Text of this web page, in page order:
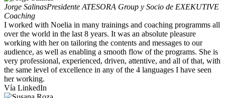
Jorge SalinasPresidente ATESORA Group y Socio de EXEKUTIVE
Coaching
I worked with Noelia in many trainings and coaching programms all
over the world in the last 8 years. It was an absolute pleasure
working with her on tailoring the contents and messages to our
audience, as well as enabling a smooth flow of the programs. She is
very professional, experienced, driven, attentive, and all of that, with
the same level of excellence in any of the 4 languages I have seen
her working.
Vía LinkedIn